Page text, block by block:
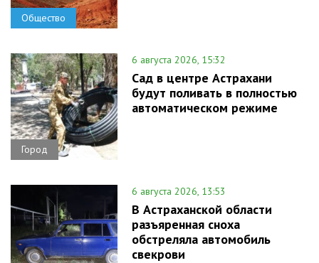
Общество
Город
6 августа 2026, 15:32
Сад в центре Астрахани
будут поливать в полностью
автоматическом режиме
6 августа 2026, 13:53
В Астраханской области
разъяренная сноха
обстреляла автомобиль
свекрови